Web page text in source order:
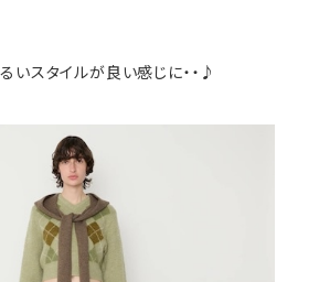
いスタイルが良い感じに・・♪